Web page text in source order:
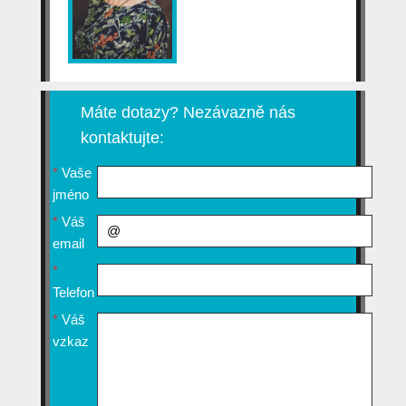
Máte dotazy? Nezávazně nás
kontaktujte:
* Vaše
jméno
* Váš
email
*
Telefon
* Váš
vzkaz